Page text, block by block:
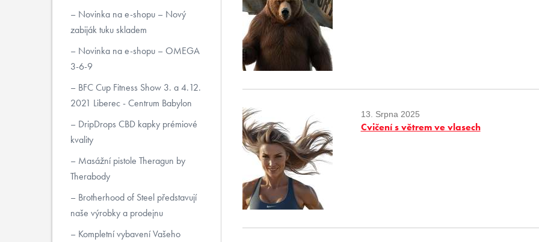
13. Srpna 2025
Cvičení s větrem ve vlasech
Novinka na e-shopu – Nový
zabiják tuku skladem
Novinka na e-shopu – OMEGA
3-6-9
BFC Cup Fitness Show 3. a 4.12.
2021 Liberec - Centrum Babylon
DripDrops CBD kapky prémiové
kvality
Masážní pistole Theragun by
Therabody
Brotherhood of Steel představují
naše výrobky a prodejnu
Kompletní vybavení Vašeho